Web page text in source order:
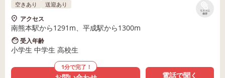
リストに
保存
空きあり 送迎あり
アクセス
南熊本駅から1291m、平成駅から1300m
受入年齢
小学生 中学生 高校生
1分で完了！
電話で聞く